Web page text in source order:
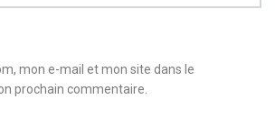
mon e-mail et mon site dans le
prochain commentaire.